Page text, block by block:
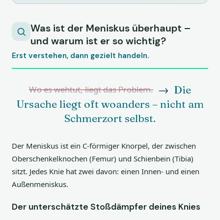
Was ist der Meniskus überhaupt –
und warum ist er so wichtig?
Erst verstehen, dann gezielt handeln.
Wo es wehtut, liegt das Problem. → Die
Ursache liegt oft woanders – nicht am
Schmerzort selbst.
Der Meniskus ist ein C-förmiger Knorpel, der zwischen
Oberschenkelknochen (Femur) und Schienbein (Tibia)
sitzt. Jedes Knie hat zwei davon: einen Innen- und einen
Außenmeniskus.
Der unterschätzte Stoßdämpfer deines Knies